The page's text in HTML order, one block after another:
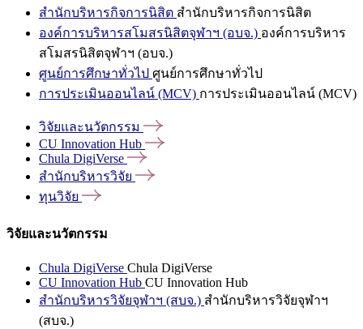
สำนักบริหารกิจการนิสิต สำนักบริหารกิจการนิสิต
องค์การบริหารสโมสรนิสิตจุฬาฯ (อบจ.) องค์การบริหาร
สโมสรนิสิตจุฬาฯ (อบจ.)
ศูนย์การศึกษาทั่วไป ศูนย์การศึกษาทั่วไป
การประเมินออนไลน์ (MCV) การประเมินออนไลน์ (MCV)
วิจัยและนวัตกรรม
CU Innovation Hub
Chula DigiVerse
สำนักบริหารวิจัย
ทุนวิจัย
วิจัยและนวัตกรรม
Chula DigiVerse Chula DigiVerse
CU Innovation Hub CU Innovation Hub
สำนักบริหารวิจัยจุฬาฯ (สบจ.) สำนักบริหารวิจัยจุฬาฯ
(สบจ.)